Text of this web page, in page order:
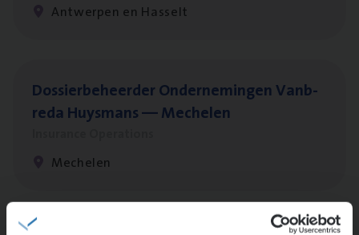
Antwerpen en Hasselt
Dos­sier­be­heer­der Onder­ne­min­gen Van­b­
re­da Huys­mans — Mechelen
Mechelen